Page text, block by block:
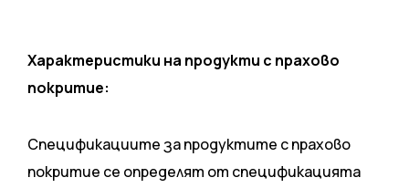
Характеристики на продукти с прахово
покритие:
Спецификациите за продуктите с прахово
покритие се определят от спецификацията